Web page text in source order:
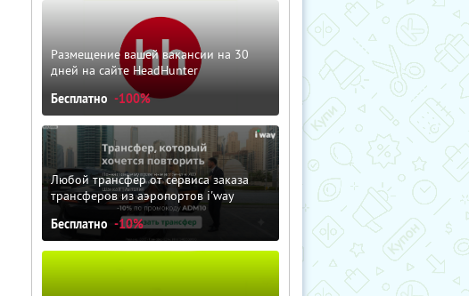
Размещение вашей вакансии на 30
дней на сайте HeadHunter
Бесплатно -100%
Любой трансфер от сервиса заказа
трансферов из аэропортов i'way
Бесплатно -10%